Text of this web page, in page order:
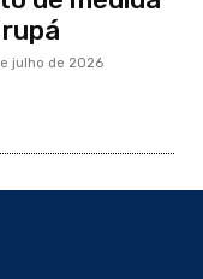
julho de 2026